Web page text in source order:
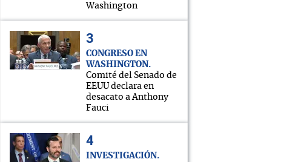
Washington
CONGRESO EN
WASHINGTON
Comité del Senado de
EEUU declara en
desacato a Anthony
Fauci
INVESTIGACIÓN